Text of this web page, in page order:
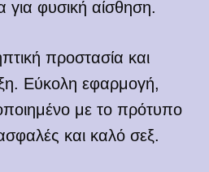
για φυσική αίσθηση.
προστασία και
Εύκολη εφαρμογή,
με το πρότυπο
και καλό σεξ.